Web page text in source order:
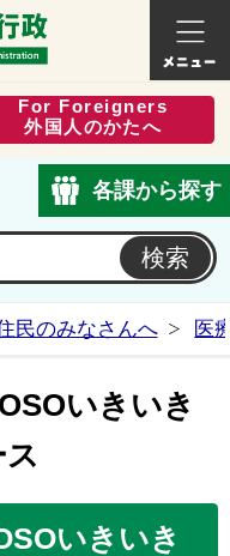
公式ホームページ
くらし
For Foreigners
外国人のかたへ
各課から探す
民のみなさんへ 医
いきいき
いきいき